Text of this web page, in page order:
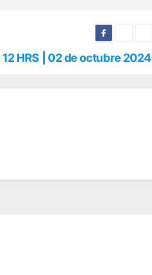
HRS | 02 de octubre 2024